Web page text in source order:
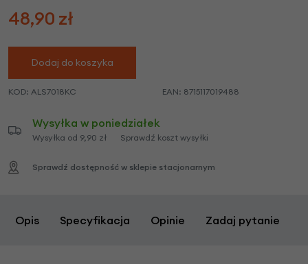
48,90 zł
Dodaj do koszyka
KOD: ALS7018KC EAN: 8715117019488
Wysyłka w poniedziałek
Wysyłka od 9,90 zł Sprawdź koszt wysyłki
Sprawdź dostępność w sklepie stacjonarnym
Opis Specyfikacja Opinie Zadaj pytanie